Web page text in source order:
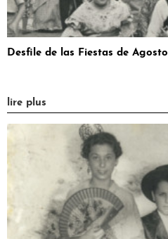
Desfile de las Fiestas de Agosto
lire plus